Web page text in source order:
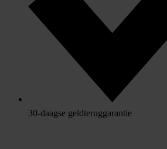
30-daagse geldteruggarantie